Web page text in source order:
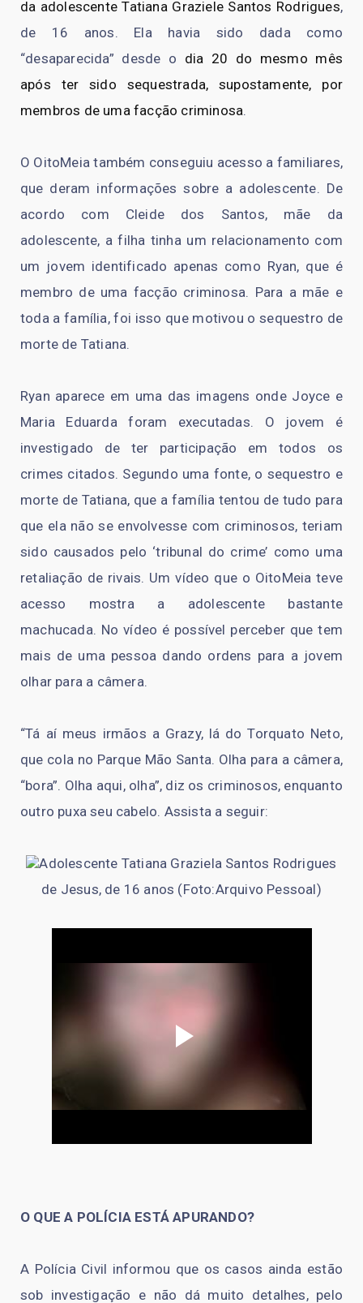
da adolescente Tatiana Graziele Santos Rodrigues,
de 16 anos. Ela havia sido dada como
“desaparecida” desde o dia 20 do mesmo mês
após ter sido sequestrada, supostamente, por
membros de uma facção criminosa.
O OitoMeia também conseguiu acesso a familiares,
que deram informações sobre a adolescente. De
acordo com Cleide dos Santos, mãe da
adolescente, a filha tinha um relacionamento com
um jovem identificado apenas como Ryan, que é
membro de uma facção criminosa. Para a mãe e
toda a família, foi isso que motivou o sequestro de
morte de Tatiana.
Ryan aparece em uma das imagens onde Joyce e
Maria Eduarda foram executadas. O jovem é
investigado de ter participação em todos os
crimes citados. Segundo uma fonte, o sequestro e
morte de Tatiana, que a família tentou de tudo para
que ela não se envolvesse com criminosos, teriam
sido causados pelo ‘tribunal do crime’ como uma
retaliação de rivais. Um vídeo que o OitoMeia teve
acesso mostra a adolescente bastante
machucada. No vídeo é possível perceber que tem
mais de uma pessoa dando ordens para a jovem
olhar para a câmera.
“Tá aí meus irmãos a Grazy, lá do Torquato Neto,
que cola no Parque Mão Santa. Olha para a câmera,
“bora”. Olha aqui, olha”, diz os criminosos, enquanto
outro puxa seu cabelo. Assista a seguir:
Adolescente Tatiana Graziela Santos Rodrigues
de Jesus, de 16 anos (Foto:Arquivo Pessoal)
O QUE A POLÍCIA ESTÁ APURANDO?
A Polícia Civil informou que os casos ainda estão
sob investigação e não dá muito detalhes, pelo